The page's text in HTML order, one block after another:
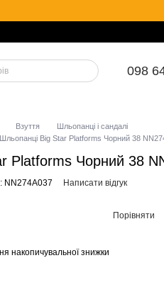
098
Взуття
Шльопанці і сандалі
Шльопанці Big Star Platforms Чорний 38
Platforms Чорний 38
NN274A037 Написати відгук
Порівняти
накопичувальної знижки